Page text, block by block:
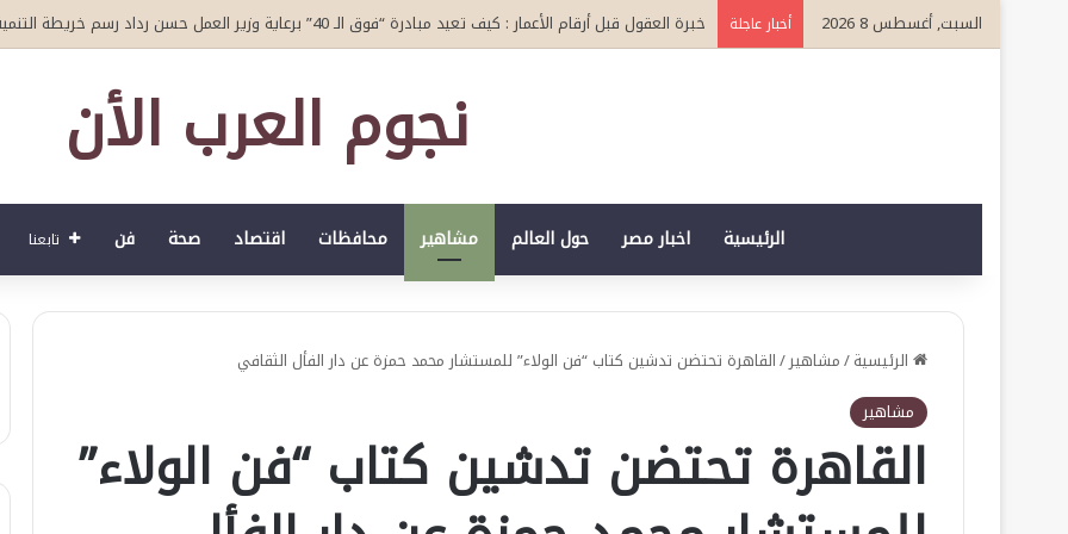
السبت, أغسطس 8 2026 أخبار عاجلة يوسف عبد العزيز المعروف بـ ڤلجاكس
نجوم العرب الأن
الرئيسية اخبار مصر حول العالم مشاهير محافظات اقتصاد صحة فن تابعنا
الرئيسية/مشاهير/القاهرة تحتضن تدشين كتاب “فن الولاء” للمستشار محمد حمزة عن دار الفأل الثقافي
مشاهير
القاهرة تحتضن تدشين كتاب “فن الولاء”